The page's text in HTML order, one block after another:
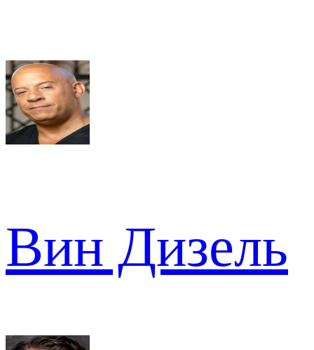
Вин Дизель